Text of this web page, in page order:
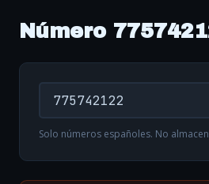
Número
Solo números españoles. No